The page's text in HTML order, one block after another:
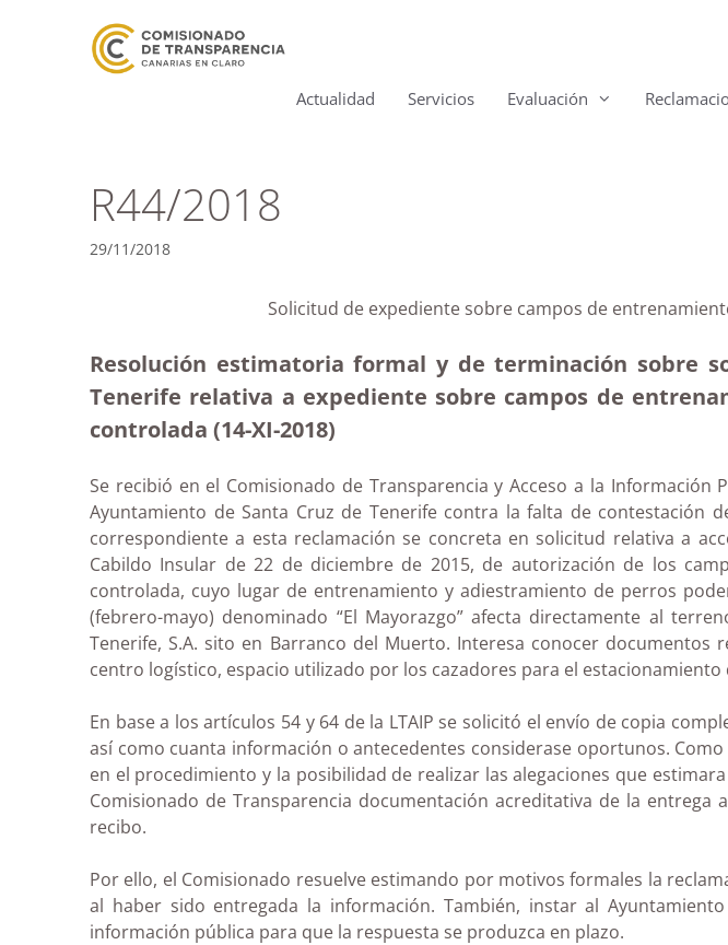
Actualidad Servicios Evaluación
R44/2018
29/11/2018
Solicitud de expediente sobre campos de
Resolución estimatoria formal y de terminación sobre
Tenerife relativa a expediente sobre campos de
controlada (14-XI-2018)
Se recibió en el Comisionado de Transparencia y Acceso a la
Ayuntamiento de Santa Cruz de Tenerife contra la falta de contestación
correspondiente a esta reclamación se concreta en solicitud relativa a
Cabildo Insular de 22 de diciembre de 2015, de autorización de los
controlada, cuyo lugar de entrenamiento y adiestramiento de perros
(febrero-mayo) denominado “El Mayorazgo” afecta directamente al
Tenerife, S.A. sito en Barranco del Muerto. Interesa conocer
centro logístico, espacio utilizado por los cazadores para el estacionamiento
En base a los artículos 54 y 64 de la LTAIP se solicitó el envío de copia
así como cuanta información o antecedentes considerase oportunos.
en el procedimiento y la posibilidad de realizar las alegaciones que
Comisionado de Transparencia documentación acreditativa de la
recibo.
Por ello, el Comisionado resuelve estimando por motivos formales la
al haber sido entregada la información. También, instar al
información pública para que la respuesta se produzca en plazo.